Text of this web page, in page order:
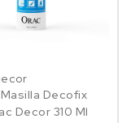
Decofix
Decor 310 Ml